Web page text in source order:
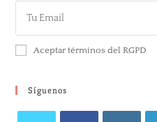
Aceptar términos del RGPD
Síguenos